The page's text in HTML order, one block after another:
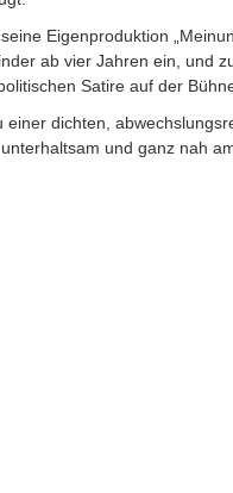
Eigenproduktion
ab vier Jahren ein, und
Satire auf der
dichten,
und ganz nah